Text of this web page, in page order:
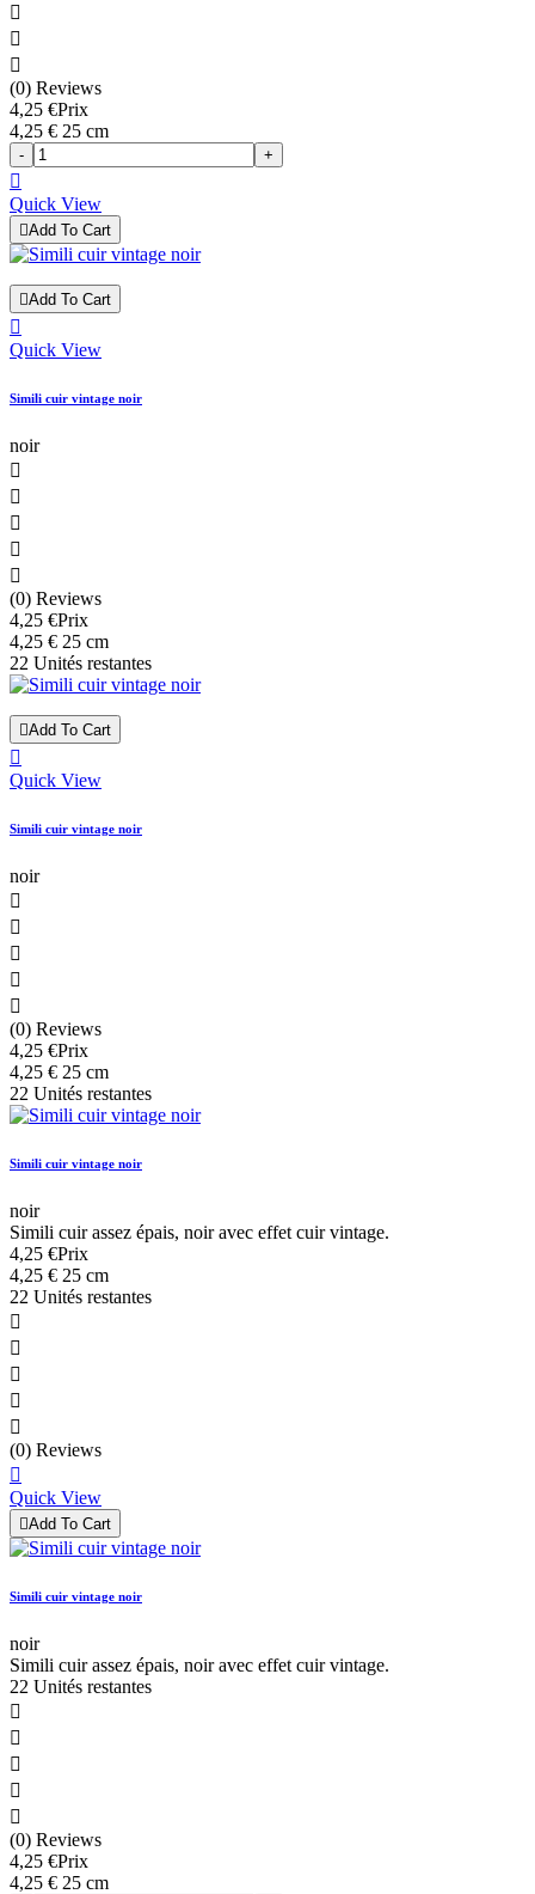



(0) Reviews
4,25 €Prix
4,25 € 25 cm
- +

Quick View
Add To Cart
Add To Cart

Quick View
Simili cuir vintage noir
noir





(0) Reviews
4,25 €Prix
4,25 € 25 cm
22 Unités restantes
Add To Cart

Quick View
Simili cuir vintage noir
noir





(0) Reviews
4,25 €Prix
4,25 € 25 cm
22 Unités restantes
Simili cuir vintage noir
noir
Simili cuir assez épais, noir avec effet cuir vintage.
4,25 €Prix
4,25 € 25 cm
22 Unités restantes





(0) Reviews

Quick View
Add To Cart
Simili cuir vintage noir
noir
Simili cuir assez épais, noir avec effet cuir vintage.
22 Unités restantes





(0) Reviews
4,25 €Prix
4,25 € 25 cm